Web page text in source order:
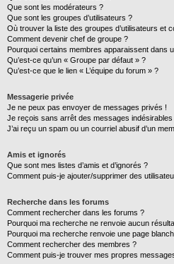
Que sont les modérateurs ?
Que sont les groupes d’utilisateurs ?
Où trouver la liste des groupes d’utilisateurs et
Comment devenir chef de groupe ?
Pourquoi certains membres apparaissent dans
Qu’est-ce qu’un « Groupe par défaut » ?
Qu’est-ce que le lien « L’équipe du forum » ?
Messagerie privée
Je ne peux pas envoyer de messages privés !
Je reçois sans arrêt des messages indésirables
J’ai reçu un spam ou un courriel abusif d’un
Amis et ignorés
Que sont mes listes d’amis et d’ignorés ?
Comment puis-je ajouter/supprimer des
Recherche dans les forums
Comment rechercher dans les forums ?
Pourquoi ma recherche ne renvoie aucun
Pourquoi ma recherche renvoie une page
Comment rechercher des membres ?
Comment puis-je trouver mes propres